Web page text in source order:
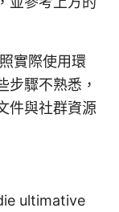
實際使用環
步驟不熟悉，
件與社群資源
ultimative